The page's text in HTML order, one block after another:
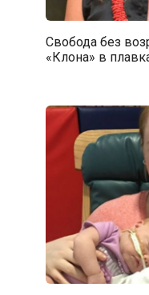
Свобода без
«Клона» в